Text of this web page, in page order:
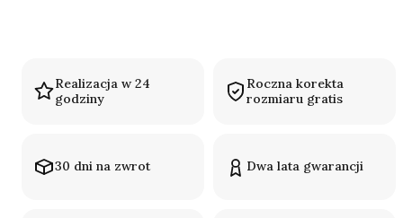
Realizacja w 24
godziny
Roczna korekta
rozmiaru gratis
30 dni na zwrot Dwa lata gwarancji